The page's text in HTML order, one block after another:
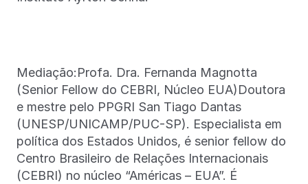
Mediação:Profa. Dra. Fernanda Magnotta
(Senior Fellow do CEBRI, Núcleo EUA)Doutora
e mestre pelo PPGRI San Tiago Dantas
(UNESP/UNICAMP/PUC-SP). Especialista em
política dos Estados Unidos, é senior fellow do
Centro Brasileiro de Relações Internacionais
(CEBRI) no núcleo “Américas – EUA”. É